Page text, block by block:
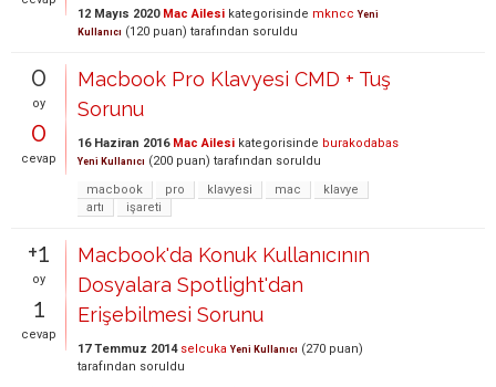
12 Mayıs 2020 Mac Ailesi kategorisinde mkncc Yeni
Kullanıcı (120 puan) tarafından soruldu
0
oy
0
cevap
Macbook Pro Klavyesi CMD + Tuş
Sorunu
16 Haziran 2016 Mac Ailesi kategorisinde burakodabas
Yeni Kullanıcı (200 puan) tarafından soruldu
macbook
pro klavyesi mac
klavye
artı
işareti
+1
oy
1
cevap
Macbook'da Konuk Kullanıcının
Dosyalara Spotlight'dan
Erişebilmesi Sorunu
17 Temmuz 2014 selcuka Yeni Kullanıcı (270 puan)
tarafından soruldu